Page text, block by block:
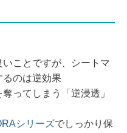
ことですが、シートマ
るのは逆効果
ってしまう「逆浸透」
シリーズでしっかり保